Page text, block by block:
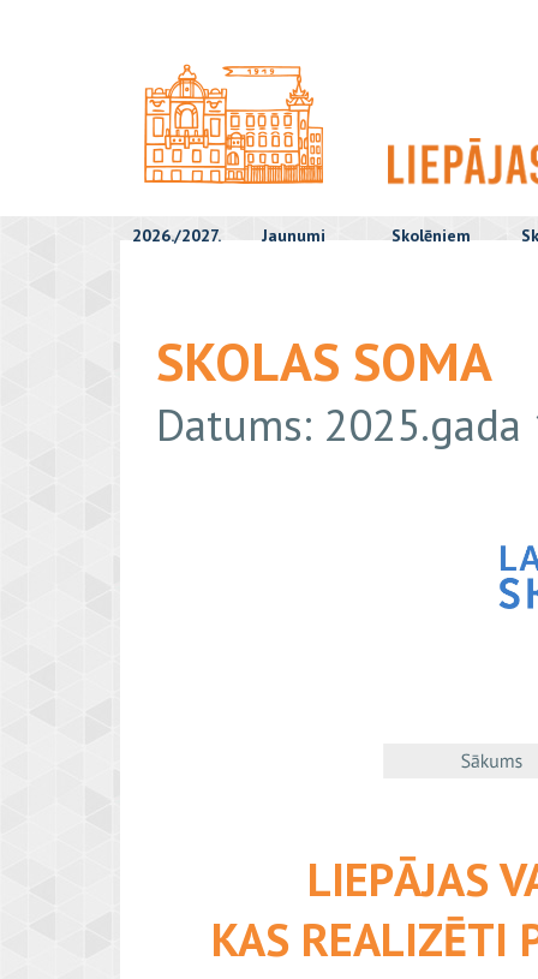
2026./2027. Jaunumi Skolēniem
SKOLAS SOMA
Datums:
LIEPĀJAS
KAS REALIZĒTI